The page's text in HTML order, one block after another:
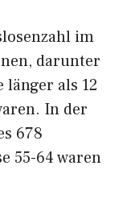
im
darunter
länger als 12
In der
678
55-64 waren